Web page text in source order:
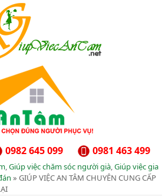
0981 463 499
0982 645 099
,Giúp việc chăm sóc người già,Giúp việc gia
» GIÚP VIỆC AN TÂM CHUYÊN CUNG CẤP